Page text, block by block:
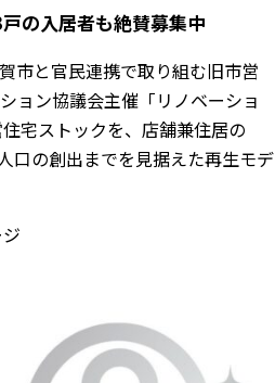
の入居者も絶賛募集中
市と官民連携で取り組む旧市営
ョン協議会主催「リノベーショ
宅ストックを、店舗兼住居の
口の創出までを見据えた再生モデ